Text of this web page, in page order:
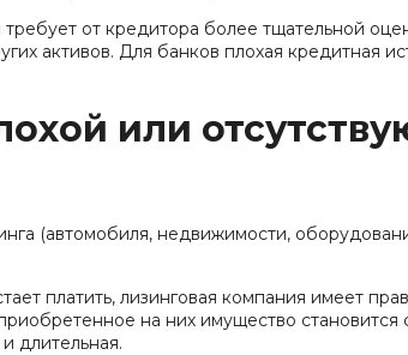
от кредитора более тщательной
активов. Для банков плохая кредитная
или
(автомобиля, недвижимости,
платить, лизинговая компания имеет
на них имущество становится
длительная.